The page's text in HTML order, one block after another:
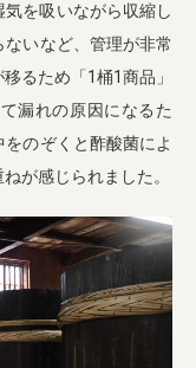
を吸いながら収縮し
いなど、管理が非常
るため「1桶1商品」
漏れの原因になるた
のぞくと酢酸菌によ
が感じられました。